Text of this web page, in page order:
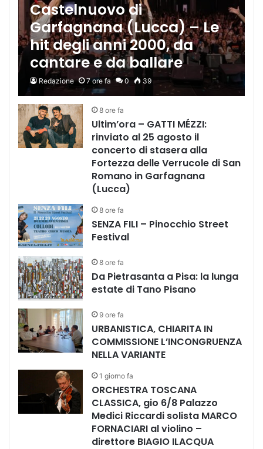
Castelnuovo di
Garfagnana (Lucca) – Le
hit degli anni 2000, da
cantare e da ballare
Redazione 7 ore fa 0 39
8 ore fa
Ultim’ora – GATTI MÉZZI:
rinviato al 25 agosto il
concerto di stasera alla
Fortezza delle Verrucole di San
Romano in Garfagnana
(Lucca)
8 ore fa
SENZA FILI – Pinocchio Street
Festival
8 ore fa
Da Pietrasanta a Pisa: la lunga
estate di Tano Pisano
9 ore fa
URBANISTICA, CHIARITA IN
COMMISSIONE L’INCONGRUENZA
NELLA VARIANTE
1 giorno fa
ORCHESTRA TOSCANA
CLASSICA, gio 6/8 Palazzo
Medici Riccardi solista MARCO
FORNACIARI al violino –
direttore BIAGIO ILACQUA